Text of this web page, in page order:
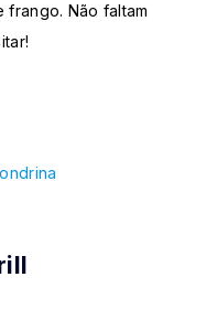
Não faltam